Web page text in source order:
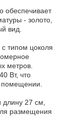
обеспечивает
- золото,
вид.
типом цоколя
метров.
Вт, что
27 см,
размещения